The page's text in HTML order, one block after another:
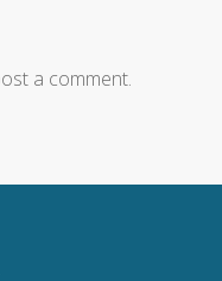
a comment.